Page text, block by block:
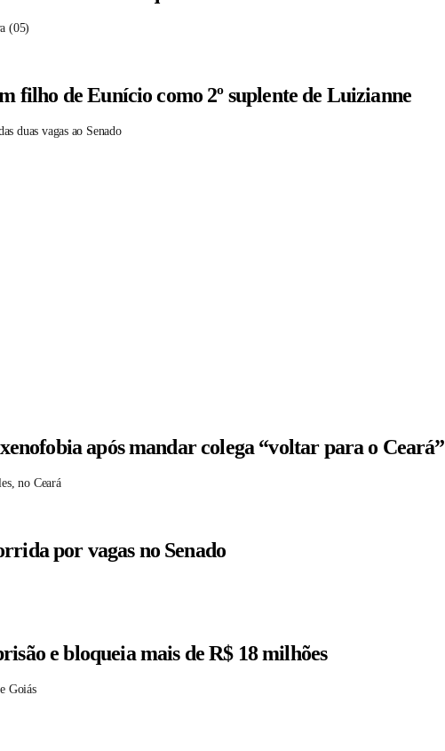
(05)
filho de Eunício como 2º suplente de Luizianne
duas vagas ao Senado
após mandar colega “voltar para o Ceará”
no Ceará
por vagas no Senado
e bloqueia mais de R$ 18 milhões
Goiás